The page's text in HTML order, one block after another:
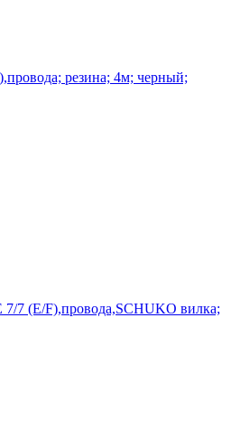
резина; 4м; черный;
7/7 (E/F),провода,SCHUKO вилка;